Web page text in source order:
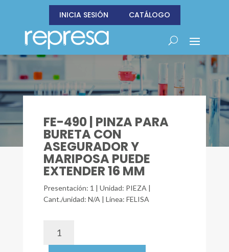
INICIA SESIÓN CATÁLOGO
FE-490 | PINZA PARA
BURETA CON
ASEGURADOR Y
MARIPOSA PUEDE
EXTENDER 16 MM
Presentación: 1 | Unidad: PIEZA |
Cant./unidad: N/A | Línea: FELISA